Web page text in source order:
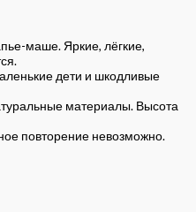
маше. Яркие, лёгкие,
дети и шкодливые
материалы. Высота
повторение невозможно.